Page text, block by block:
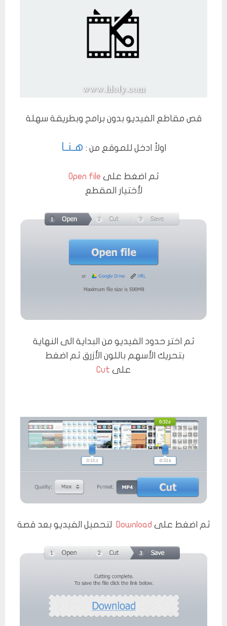
قص مقاطع الفيديو بدون برامج وبطريقة سهلة
اولاً ادخل للموقع من : هـنـا
ثم اضغط على Open file
لأختيار المقطع
ثم اختر حدود الفيديو من البداية الى النهاية
بتحريك الأسهم باللون الأزرق ثم اضغط
على Cut
ثم اضغط على Download لتحميل الفيديو بعد قصة